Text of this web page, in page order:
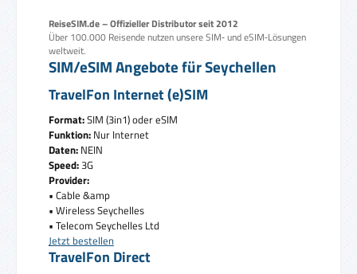
ReiseSIM.de – Offizieller Distributor seit 2012
Über 100.000 Reisende nutzen unsere SIM‑ und eSIM‑Lösungen
weltweit.
SIM/eSIM Angebote für Seychellen
TravelFon Internet (e)SIM
Format:SIM (3in1) oder eSIM
Funktion: Nur Internet
Daten: NEIN
Speed:3G
Provider:
• Cable &amp
• Wireless Seychelles
• Telecom Seychelles Ltd
Jetzt bestellen
TravelFon Direct